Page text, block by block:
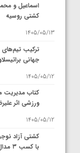
اسماعیل و
کشتی روسیه
1405/05/13
ترکیب تیم‌های
جهانی
1405/05/12
کتاب مدیریت
ورزشی اثر
1405/05/12
کشتی آزاد
با کسب ۳ مدال طلا، ۱ نقره و ۲ مدال برنز